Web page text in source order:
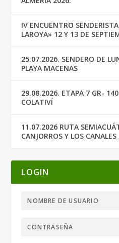
IV ENCUENTRO
LAROYA» 12 Y 13 DE
25.07.2026. SENDERO DE
PLAYA MACENAS
29.08.2026. ETAPA 7 GR-
COLATIVÍ
11.07.2026 RUTA
CANJORROS Y LOS CANALES
LOGIN